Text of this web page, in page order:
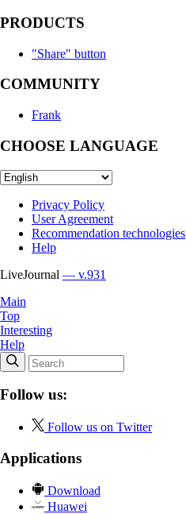
PRODUCTS
"Share" button
COMMUNITY
Frank
CHOOSE LANGUAGE
Privacy Policy
User Agreement
Recommendation technologies
Help
LiveJournal — v.931
Main
Top
Interesting
Help
Follow us:
Follow us on Twitter
Applications
Download
Huawei